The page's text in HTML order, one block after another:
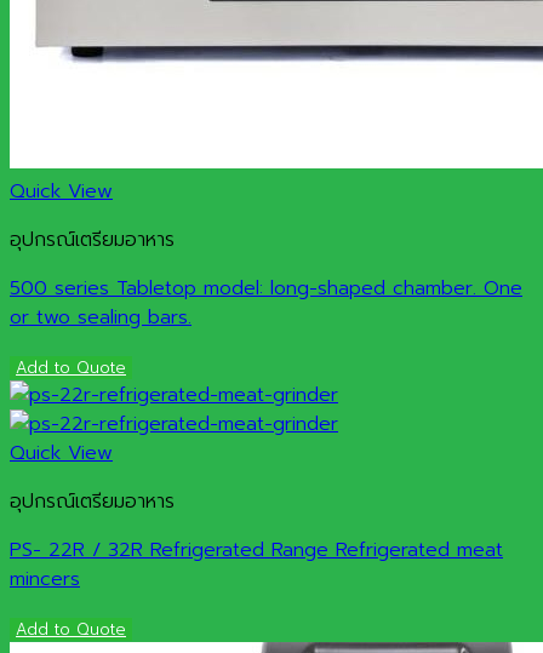
Quick View
อุปกรณ์เตรียมอาหาร
500 series Tabletop model: long-shaped chamber. One
or two sealing bars.
Add to Quote
Quick View
อุปกรณ์เตรียมอาหาร
PS- 22R / 32R Refrigerated Range Refrigerated meat
mincers
Add to Quote